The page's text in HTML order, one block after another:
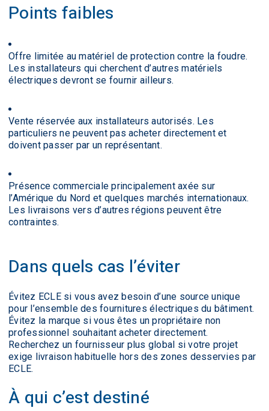
Points faibles
Offre limitée au matériel de protection contre la foudre.
Les installateurs qui cherchent d’autres matériels
électriques devront se fournir ailleurs.
Vente réservée aux installateurs autorisés. Les
particuliers ne peuvent pas acheter directement et
doivent passer par un représentant.
Présence commerciale principalement axée sur
l’Amérique du Nord et quelques marchés internationaux.
Les livraisons vers d’autres régions peuvent être
contraintes.
Dans quels cas l’éviter
Évitez ECLE si vous avez besoin d’une source unique
pour l’ensemble des fournitures électriques du bâtiment.
Évitez la marque si vous êtes un propriétaire non
professionnel souhaitant acheter directement.
Recherchez un fournisseur plus global si votre projet
exige livraison habituelle hors des zones desservies par
ECLE.
À qui c’est destiné